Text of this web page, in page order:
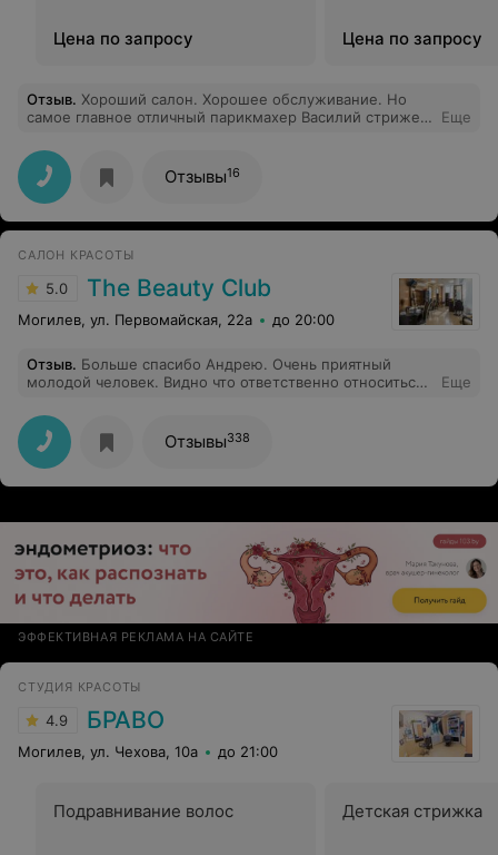
Цена по запросу Цена по запросу
Отзыв. Хороший салон. Хорошее обслуживание. Но
самое главное отличный парикмахер Василий стрижет
Еще
Отзывы16
САЛОН КРАСОТЫ
5.0 The Beauty Club
Могилев, ул. Первомайская, 22а до 20:00
Отзыв. Больше спасибо Андрею. Очень приятный
молодой человек. Видно что ответственно относиться
Предварительное обсуждение, что хотим сделать и что
возможно сделать. Советую доверять
мастеру(Андрею). Много советов по дальнейшему
уходу, укладке. Всё понравилось. Приду снова!!! Все
же мужчины- парикмахеры лучше видят что подойдёт
Еще
Отзывы338
ЭФФЕКТИВНАЯ РЕКЛАМА НА САЙТЕ
СТУДИЯ КРАСОТЫ
4.9 БРАВО
Могилев, ул. Чехова, 10а до 21:00
Подравнивание волос Детская стрижка